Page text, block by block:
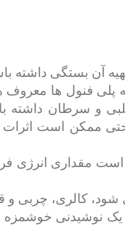
آن بستگی داشته
فنول ها معروف
و سرطان داشته
ممکن است اثرات
مقداری انرژی
کالری، چربی و
یک نوشیدنی